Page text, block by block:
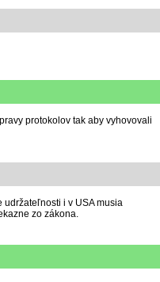
protokolov tak aby vyhovovali
udržateľnosti i v USA musia
zo zákona.